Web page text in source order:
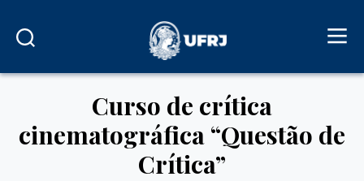
Curso de crítica
cinematográfica “Questão de
Crítica”